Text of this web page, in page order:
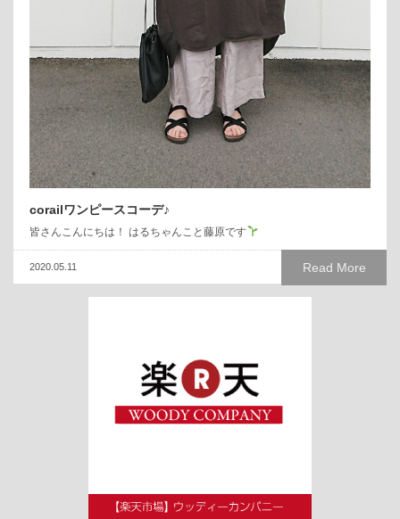
corailワンピースコーデ♪
皆さんこんにちは！ はるちゃんこと藤原です
Read More
2020.05.11